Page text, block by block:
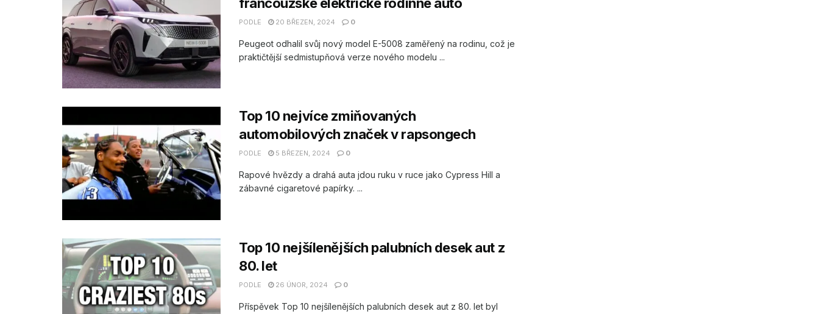
PODLE 20 BŘEZEN, 2024 0
Peugeot odhalil svůj nový model E-5008 zaměřený na rodinu, což je
praktičtější sedmistupňová verze nového modelu ...
Top 10 nejvíce zmiňovaných
automobilových značek v rapsongech
PODLE 5 BŘEZEN, 2024 0
Rapové hvězdy a drahá auta jdou ruku v ruce jako Cypress Hill a
zábavné cigaretové papírky. ...
Top 10 nejšílenějších palubních desek aut z
80. let
PODLE 26 ÚNOR, 2024 0
Příspěvek Top 10 nejšílenějších palubních desek aut z 80. let byl